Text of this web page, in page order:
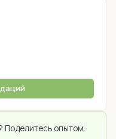
Поделитесь опытом.